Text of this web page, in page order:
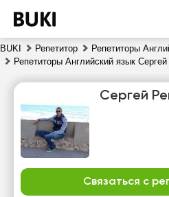
BUKI Репетитор
Репетиторы
Репетиторы Английский язык Сергей
Сергей
Связаться с
вс